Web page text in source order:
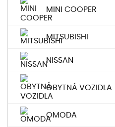
MINI COOPER
MITSUBISHI
NISSAN
OBYTNÁ VOZIDLA
OMODA